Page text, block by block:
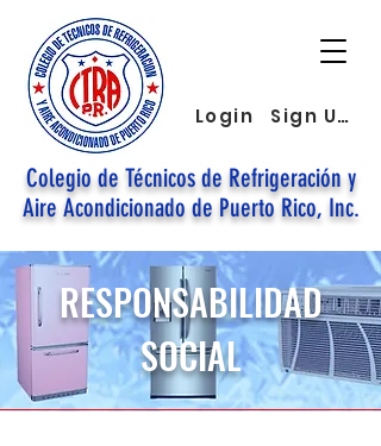
Colegio de Técnicos de Refrigeración y
Aire Acondicionado de Puerto Rico, Inc.
Login Sign Up
RESPONSABILIDAD
SOCIAL